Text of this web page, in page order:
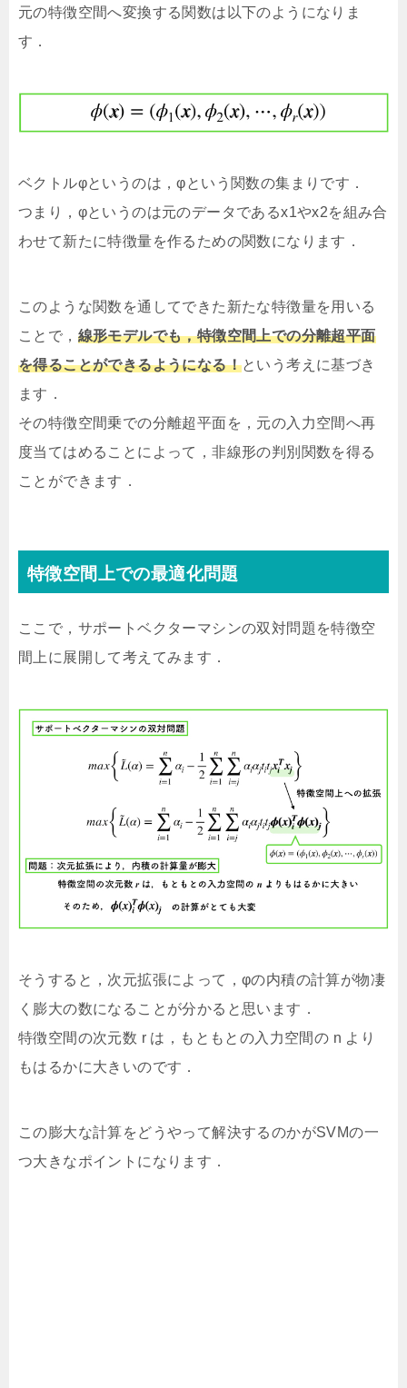
元の特徴空間へ変換する関数は以下のようになりま
す．
ベクトルφというのは，φという関数の集まりです．
つまり，φというのは元のデータであるx1やx2を組み合
わせて新たに特徴量を作るための関数になります．
このような関数を通してできた新たな特徴量を用いる
ことで， 線形モデルでも，特徴空間上での分離超平面
を得ることができるようになる！という考えに基づき
ます．
その特徴空間乗での分離超平面を，元の入力空間へ再
度当てはめることによって，非線形の判別関数を得る
ことができます．
特徴空間上での最適化問題
ここで，サポートベクターマシンの双対問題を特徴空
間上に展開して考えてみます．
そうすると，次元拡張によって，φの内積の計算が物凄
く膨大の数になることが分かると思います．
特徴空間の次元数 r は，もともとの入力空間の n より
もはるかに大きいのです．
この膨大な計算をどうやって解決するのかがSVMの一
つ大きなポイントになります．